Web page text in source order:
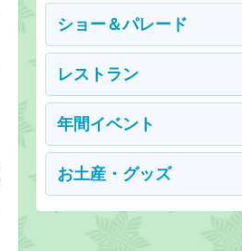
ショー＆パレード
レストラン
年間イベント
お土産・グッズ